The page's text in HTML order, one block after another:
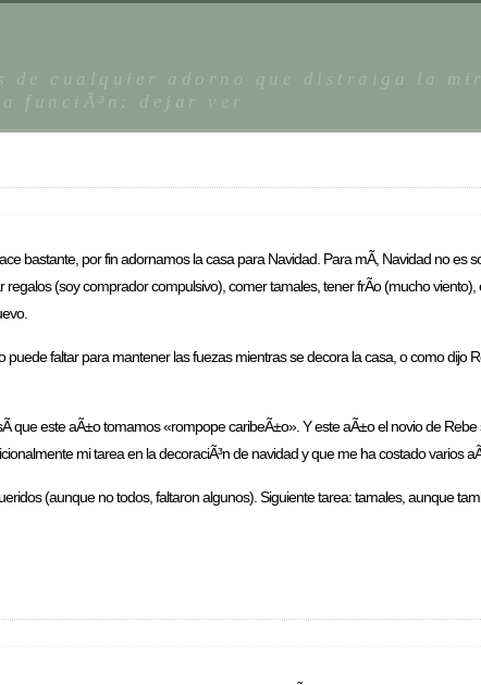
de cualquier adorno que distraiga la
funciÃ³n: dejar ver
bastante, por fin adornamos la casa para Navidad. Para mÃ­, Navidad no es
(soy comprador compulsivo), comer tamales, tener frÃ­o (mucho viento),
faltar para mantener las fuezas mientras se decora la casa, o como dijo
que este aÃ±o tomamos «rompope caribeÃ±o». Y este aÃ±o el novio de
mi tarea en la decoraciÃ³n de navidad y que me ha costado varios
(aunque no todos, faltaron algunos). Siguiente tarea: tamales, aunque